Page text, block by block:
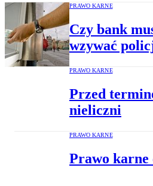
PRAWO KARNE
Czy bank
wzywać
PRAWO KARNE
Przed
nieliczni
PRAWO KARNE
Prawo karne